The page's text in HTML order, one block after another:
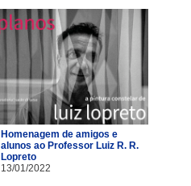
Homenagem de amigos e
alunos ao Professor Luiz R. R.
Lopreto
13/01/2022